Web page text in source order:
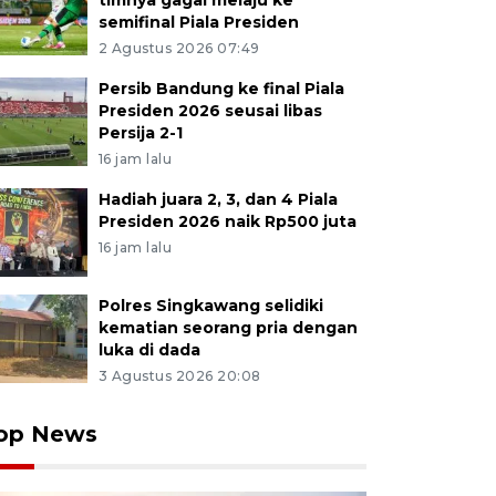
semifinal Piala Presiden
2 Agustus 2026 07:49
Persib Bandung ke final Piala
Presiden 2026 seusai libas
Persija 2-1
16 jam lalu
Hadiah juara 2, 3, dan 4 Piala
Presiden 2026 naik Rp500 juta
16 jam lalu
Polres Singkawang selidiki
kematian seorang pria dengan
luka di dada
3 Agustus 2026 20:08
News